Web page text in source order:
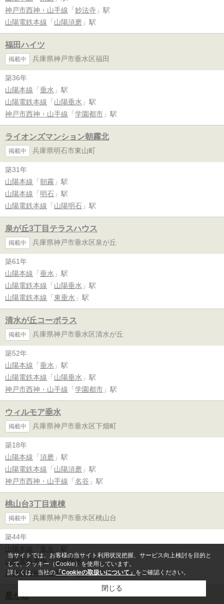
神戸市西神・山手線 「 妙法寺 」駅
山陽電鉄本線 「 山陽須磨 」駅
福田ハイツ
掲載中 兵庫県神戸市垂水区福田
築36年
山陽本線 「 垂水 」駅
山陽電鉄本線 「 山陽垂水 」駅
神戸市西神・山手線 「 学園都市 」駅
ライオンズマンション朝霧北
掲載中 兵庫県明石市東山町
築31年
山陽本線 「 朝霧 」駅
山陽本線 「 明石 」駅
山陽電鉄本線 「 山陽明石 」駅
泉が丘3丁目テラスハウス
掲載中 兵庫県神戸市垂水区泉が丘
築61年
山陽本線 「 垂水 」駅
山陽電鉄本線 「 山陽垂水 」駅
山陽電鉄本線 「 東垂水 」駅
清水が丘コーポラス
掲載中 兵庫県神戸市垂水区清水が丘
築52年
山陽本線 「 垂水 」駅
山陽電鉄本線 「 山陽垂水 」駅
神戸市西神・山手線 「 学園都市 」駅
ウィルモア垂水
掲載中 兵庫県神戸市垂水区下畑町
築18年
山陽本線 「 須磨 」駅
山陽電鉄本線 「 山陽須磨 」駅
神戸市西神・山手線 「 名谷 」駅
桃山台3丁目連棟
掲載中 兵庫県神戸市垂水区桃山台
築44年
山陽本線
垂水
」駅
山陽電鉄本線
「山陽垂水」駅
神戸市西神・山手線「名谷」駅
星が荘
当サイトでは、お客様の当サイト利用状況把握、サービス向上検討を目的と
して、クッキー（Cookie）を使用しています。
詳しくは、当社の 「Cookieの取扱いについて」 をご確認ください。
閉じる